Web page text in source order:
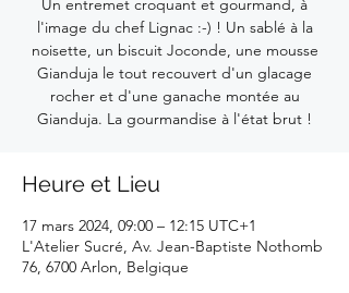
Un entremet croquant et gourmand, à
l'image du chef Lignac :-) ! Un sablé à la
noisette, un biscuit Joconde, une mousse
Gianduja le tout recouvert d'un glacage
rocher et d'une ganache montée au
Gianduja. La gourmandise à l'état brut !
Heure et Lieu
17 mars 2024, 09:00 – 12:15 UTC+1
L'Atelier Sucré, Av. Jean-Baptiste Nothomb
76, 6700 Arlon, Belgique